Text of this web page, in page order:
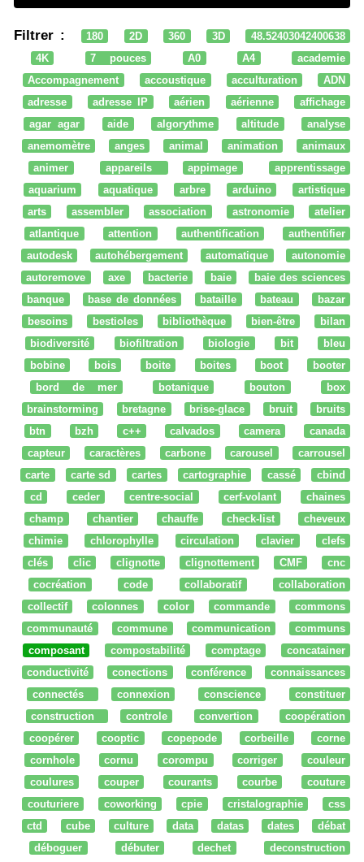
Filtrer : 180 2D 360 3D
48.52403042400638
4K
7 pouces A0 A4
academie
Accompagnement
accoustique acculturation
ADN
adresse
adresse IP aérien aérienne
affichage
agar agar
aide algorythme altitude
analyse
anemomètre
anges animal animation
animaux
animer
appareils appimage
apprentissage
aquarium
aquatique arbre arduino
artistique
arts
assembler association astronomie
atelier
atlantique
attention authentification
authentifier
autodesk
autohébergement automatique
autonomie
autoremove
axe bacterie baie
baie des sciences
banque
base de données bataille bateau
bazar
besoins
bestioles bibliothèque bien-être
bilan
biodiversité
biofiltration biologie bit
bleu
bobine
bois boite boites boot
booter
bord de mer
botanique bouton
box
brainstorming
bretagne brise-glace bruit
bruits
btn
bzh c++ calvados camera
canada
capteur
caractères carbone carousel
carrousel
carte
carte sd cartes cartographie cassé
cbind
cd
ceder centre-social cerf-volant
chaines
champ
chantier chauffe check-list
cheveux
chimie
chlorophylle circulation clavier
clefs
clés
clic clignotte clignottement CMF
cnc
cocréation
code collaboratif
collaboration
collectif
colonnes color commande
commons
communauté
commune communication
communs
composant
compostabilité comptage
concatainer
conductivité
conections conférence
connaissances
connectés
connexion conscience
constituer
construction
controle convertion
coopération
coopérer
cooptic copepode corbeille
corne
cornhole
cornu corompu corriger
couleur
coulures
couper courants courbe
couture
couturiere
coworking cpie cristalographie
css
ctd
cube culture data datas dates
débat
déboguer
débuter dechet
deconstruction